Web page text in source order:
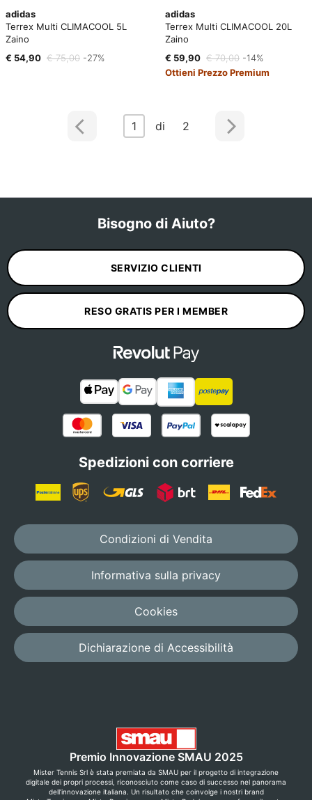
adidas
Terrex Multi CLIMACOOL 5L
Zaino
€ 54,90 € 75,00 -27%
adidas
Terrex Multi CLIMACOOL 20L
Zaino
€ 59,90 € 70,00 -14%
Ottieni Prezzo Premium
1 di 2
Bisogno di Aiuto?
SERVIZIO CLIENTI
RESO GRATIS PER I MEMBER
Spedizioni con corriere
Condizioni di Vendita
Informativa sulla privacy
Cookies
Dichiarazione di Accessibilità
Premio Innovazione SMAU 2025
Mister Tennis Srl è stata premiata da SMAU per il progetto di integrazione
digitale dei propri processi, riconosciuto come caso di successo nel panorama
dell’innovazione italiana. Un risultato che coinvolge i nostri brand